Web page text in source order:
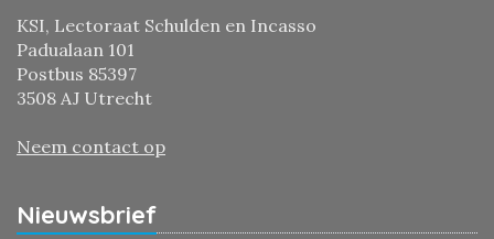
KSI, Lectoraat Schulden en Incasso
Padualaan 101
Postbus 85397
3508 AJ Utrecht
Neem contact op
Nieuwsbrief